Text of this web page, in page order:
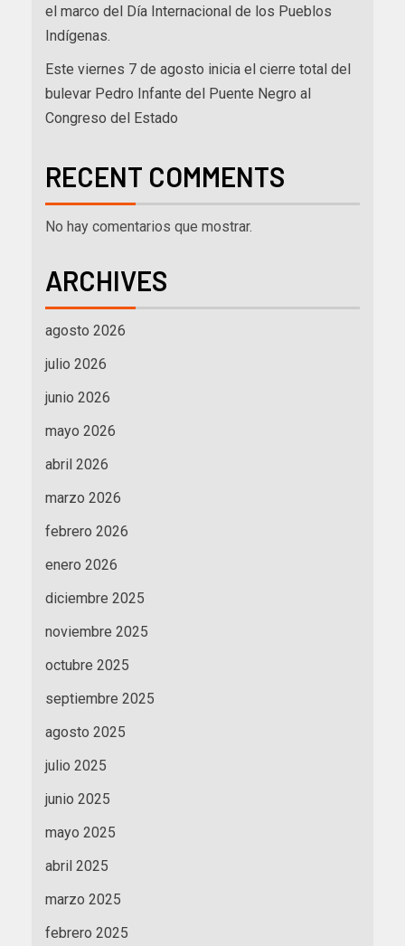
el marco del Día Internacional de los Pueblos
Indígenas.
Este viernes 7 de agosto inicia el cierre total del
bulevar Pedro Infante del Puente Negro al
Congreso del Estado
RECENT COMMENTS
No hay comentarios que mostrar.
ARCHIVES
agosto 2026
julio 2026
junio 2026
mayo 2026
abril 2026
marzo 2026
febrero 2026
enero 2026
diciembre 2025
noviembre 2025
octubre 2025
septiembre 2025
agosto 2025
julio 2025
junio 2025
mayo 2025
abril 2025
marzo 2025
febrero 2025